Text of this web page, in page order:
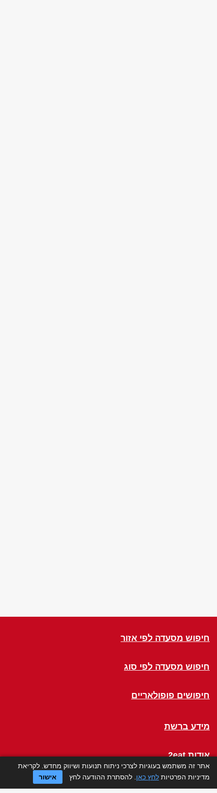
חיפוש מסעדה לפי אזור
חיפוש מסעדה לפי סוג
חיפושים פופולאריים
מידע ברשת
אודות 2eat
Click a Table
אתר זה משתמש בעוגיות לצרכי ניתוח תנועות ושיווק מחדש. לקריאת
מדיניות הפרטיות לחץ כאן . להסתרת ההודעה לחץ אישור